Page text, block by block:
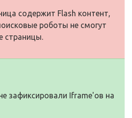
содержит Flash контент,
роботы не смогут
страницы.
зафиксировали Iframe'ов на